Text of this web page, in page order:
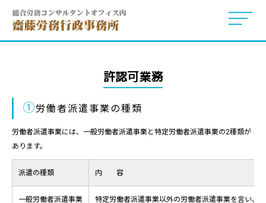
許認可業務
①労働者派遣事業の種類
労働者派遣事業には、一般労働者派遣事業と特定労働者派遣事業の2種類が
あります。
派遣の種類 内 容
一般労働者派遣事業 特定労働者派遣事業以外の労働者派遣事業を言い、